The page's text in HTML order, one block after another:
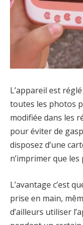
L’appareil est
toutes les photos
modifiée dans les
pour éviter de
disposez d’une
n’imprimer que
L’avantage c’est
prise en main,
d’ailleurs utiliser